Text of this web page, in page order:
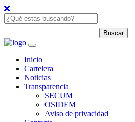
Inicio
Cartelera
Noticias
Transparencia
SECUM
OSIDEM
Aviso de privacidad